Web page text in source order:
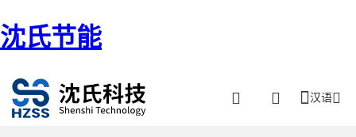
沈氏节能
汉语